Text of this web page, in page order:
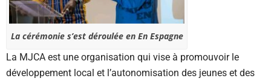
La cérémonie s’est déroulée en En Espagne
La MJCA est une organisation qui vise à promouvoir le
développement local et l’autonomisation des jeunes et des